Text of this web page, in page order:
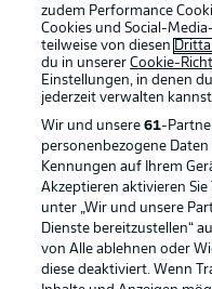
Rechtliche Hinweise
Datenschutz
zudem Performance
Cookies und Social-
teilweise von diesen
du in unsererCookie-
Einstellungen, in denen
jederzeit verwalten
Wir und unsere61-
personenbezogene
Kennungen auf Ihrem
Akzeptieren aktivieren
unter „Wir und unsere
Dienste bereitzustellen“
von Alle ablehnen oder
diese deaktiviert. Wenn